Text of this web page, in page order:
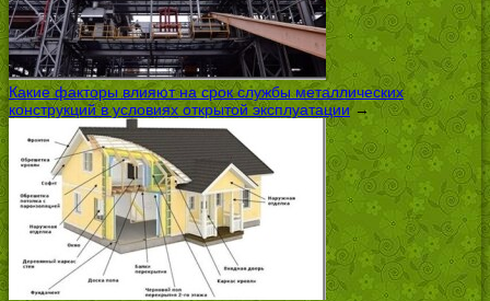
Какие факторы влияют на срок службы металлических
конструкций в условиях открытой эксплуатации→